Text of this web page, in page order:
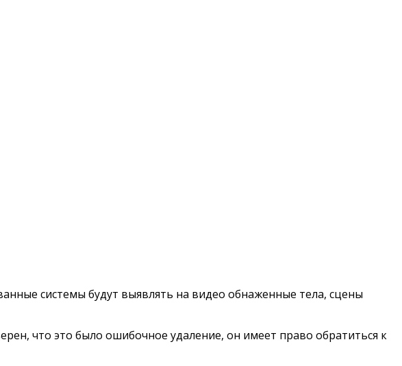
системы будут выявлять на видео обнаженные тела, сцены
что это было ошибочное удаление, он имеет право обратиться к